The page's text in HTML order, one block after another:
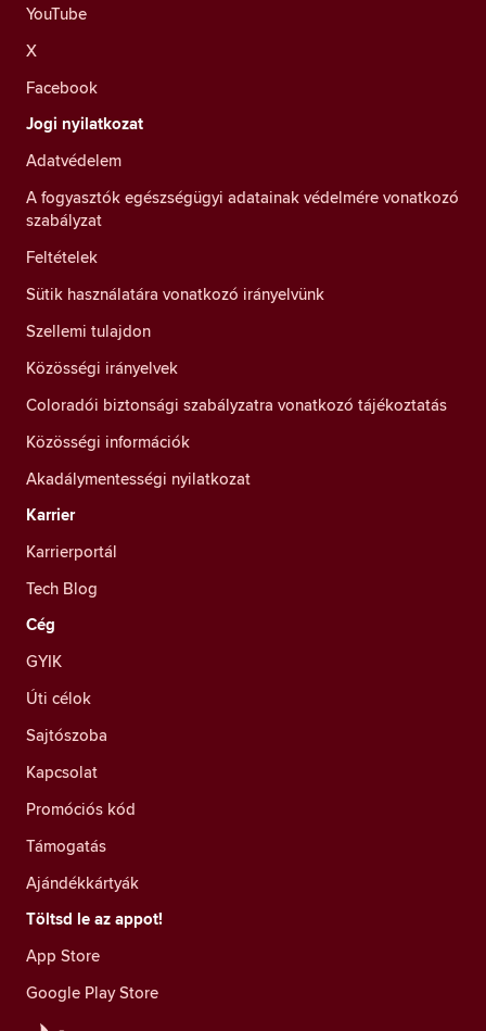
YouTube
X
Facebook
Jogi nyilatkozat
Adatvédelem
A fogyasztók egészségügyi adatainak védelmére vonatkozó
szabályzat
Feltételek
Sütik használatára vonatkozó irányelvünk
Szellemi tulajdon
Közösségi irányelvek
Coloradói biztonsági szabályzatra vonatkozó tájékoztatás
Közösségi információk
Akadálymentességi nyilatkozat
Karrier
Karrierportál
Tech Blog
Cég
GYIK
Úti célok
Sajtószoba
Kapcsolat
Promóciós kód
Támogatás
Ajándékkártyák
Töltsd le az appot!
App Store
Google Play Store